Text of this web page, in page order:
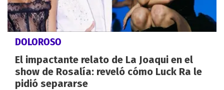
DOLOROSO
El impactante relato de La Joaqui en el
show de Rosalía: reveló cómo Luck Ra le
pidió separarse